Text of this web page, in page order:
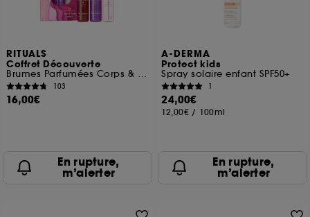
RITUALS
Coffret Découverte
Brumes Parfumées Corps & Cheveux
103
16,00€
En rupture,
m’alerter
A-DERMA
Protect kids
Spray solaire enfant SPF50+
1
24,00€
12,00€ / 100ml
En rupture,
m’alerter